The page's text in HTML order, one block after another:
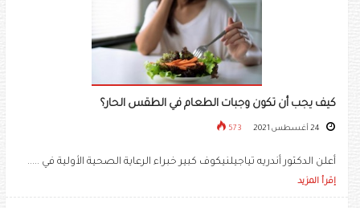
كيف يجب أن تكون وجبات الطعام في الطقس الحار؟
573
أعلن الدكتور أندريه تياجيلنيكوف كبير خبراء الرعاية الصحية الأولية في .....
إقرأ المزيد